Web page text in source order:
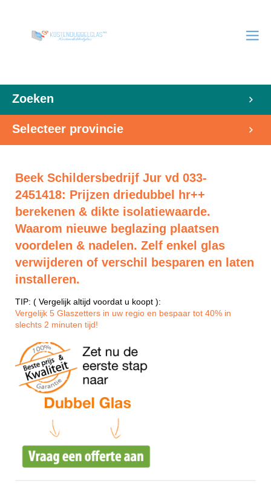
Zoeken
Selecteer provincie
Beek Schildersbedrijf Jur vd 033-
2451418: Prijzen driedubbel hr++
berekenen & dikte isolatiewaarde.
Waarom nieuwe beglazing plaatsen
voordelen & nadelen. Zelf enkel glas
verwijderen of verschil besparen en laten
installeren.
TIP: ( Vergelijk altijd voordat u koopt ):
Vergelijk 5 Glaszetters in uw regio en bespaar tot 40% in
slechts 2 minuten tijd!